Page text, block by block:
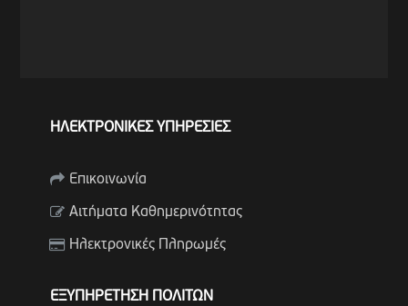
ΗΛΕΚΤΡΟΝΙΚΕΣ ΥΠΗΡΕΣΙΕΣ
Επικοινωνία
Αιτήματα Καθημερινότητας
Ηλεκτρονικές Πληρωμές
ΕΞΥΠΗΡΕΤΗΣΗ ΠΟΛΙΤΩΝ